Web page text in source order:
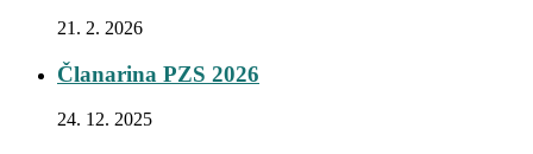
21. 2. 2026
Članarina PZS 2026
24. 12. 2025